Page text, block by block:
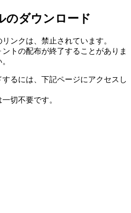
のダウンロード
ンクは、禁止されています。
トの配布が終了することがありま
るには、下記ページにアクセスし
切不要です。